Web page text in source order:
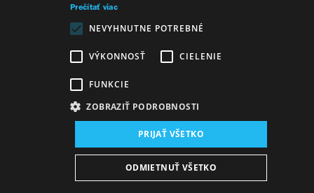
Mapa stránok VOP
Vyhlásenie o prístupnosti
Osobné údaje Wezeo
Prečítať viac
NEVYHNUTNE POTREBNÉ
VÝKONNOSŤ CIELENIE
FUNKCIE
ZOBRAZIŤ PODROBNOSTI
PRIJAŤ VŠETKO
ODMIETNUŤ VŠETKO